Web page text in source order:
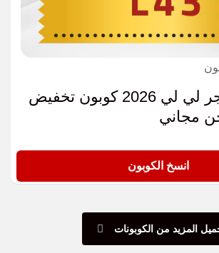
كود خصم متجر لي لي 2026 كوبون تخفيض
مجاني
انسخ الكوبون
المزيد من الكوبونات